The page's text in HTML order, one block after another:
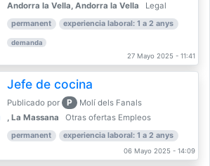
Andorra la Vella, Andorra la Vella
Legal
permanent experiencia laboral: 1 a 2 anys
demanda
27 Mayo 2025 - 11:41
Jefe de cocina
Publicado por P
Molí dels Fanals
, La Massana
Otras ofertas Empleos
permanent experiencia laboral: 1 a 2 anys
06 Mayo 2025 - 14:09